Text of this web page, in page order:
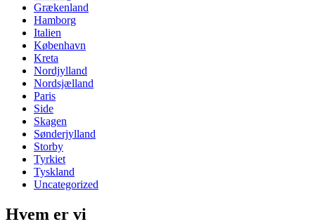
Grækenland
Hamborg
Italien
København
Kreta
Nordjylland
Nordsjælland
Paris
Side
Skagen
Sønderjylland
Storby
Tyrkiet
Tyskland
Uncategorized
Hvem er vi